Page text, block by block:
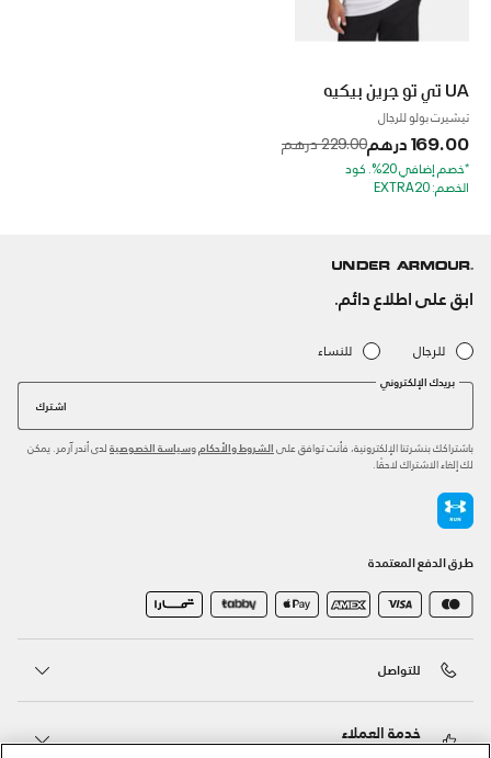
UA تي تو جرين بيكيه
تيشيرت بولو للرجال
169.00 درهم Price reduced from
229.00 درهم to
*خصم إضافي 20%. كود
الخصم: EXTRA20
ابق على اطلاع دائم.
للرجال للنساء
بريدك الإلكتروني
اشترك
باشتراكك بنشرتنا الإلكترونية، فأنت توافق على الشروط والأحكام وسياسة الخصوصية لدى أندر آرمر. يمكن
لك إلغاء الاشتراك لاحقًا.
طرق الدفع المعتمدة
للتواصل
خدمة العملاء